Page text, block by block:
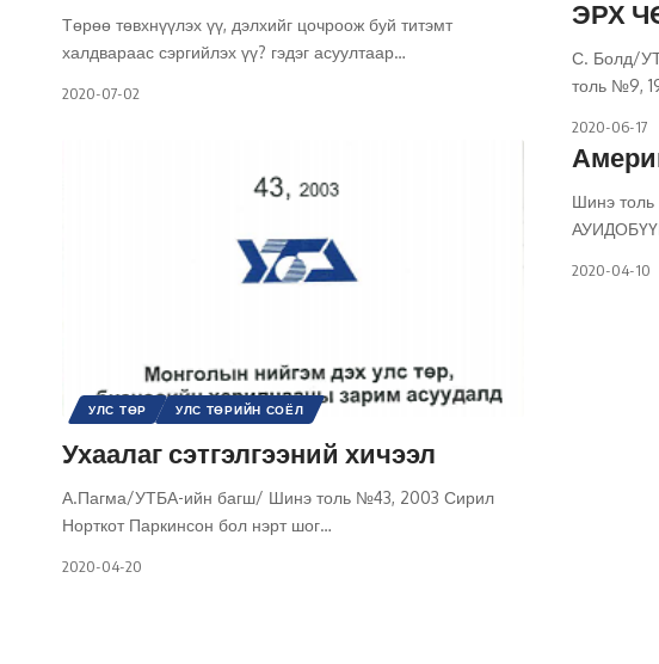
Төрөө төвхнүүлэх үү, дэлхийг цочроож буй титэмт
халдвараас сэргийлэх үү? гэдэг асуултаар…
2020-07-02
ЭРХ
С. Болд/
толь №9,
2020-06-17
УЛС ТӨР
УЛС ТӨРИЙН СОЁЛ
ШИНЭ ТОЛЬ СЭТГҮҮЛ
Ухаалаг сэтгэлгээний хичээл
А.Пагма/УТБА-ийн багш/ Шинэ толь №43, 2003 Сирил
Норткот Паркинсон бол нэрт шог…
2020-04-20
Шинэ
2020-04-10